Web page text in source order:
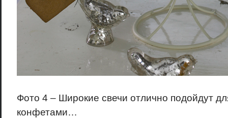
Фото 4 – Широкие свечи отлично подойдут
конфетами…